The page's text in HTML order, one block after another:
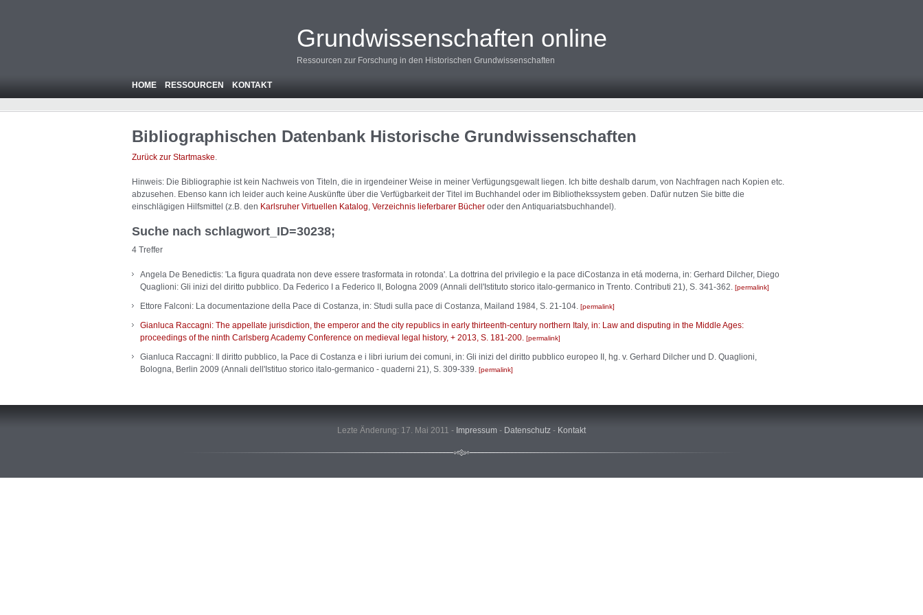
Grundwissenschaften online
Ressourcen zur Forschung in den Historischen Grundwissenschaften
HOME RESSOURCEN KONTAKT
Bibliographischen Datenbank Historische Grundwissenschaften
Zurück zur Startmaske.
Hinweis: Die Bibliographie ist kein Nachweis von Titeln, die in irgendeiner Weise in meiner Verfügungsgewalt liegen. Ich bitte deshalb darum, von Nachfragen nach Kopien etc.
abzusehen. Ebenso kann ich leider auch keine Auskünfte über die Verfügbarkeit der Titel im Buchhandel oder im Bibliothekssystem geben. Dafür nutzen Sie bitte die
einschlägigen Hilfsmittel (z.B. den Karlsruher Virtuellen Katalog Verzeichnis lieferbarer Bücher oder den Antiquariatsbuchhandel).
Suche nach schlagwort_ID=30238;
4 Treffer
Angela De Benedictis: 'La figura quadrata non deve essere trasformata in rotonda'. La dottrina del privilegio e la pace diCostanza in etá moderna, in: Gerhard Dilcher, Diego
Quaglioni: Gli inizi del diritto pubblico. Da Federico I a Federico II, Bologna 2009 (Annali dell'Istituto storico italo-germanico in Trento. Contributi 21), S. 341-362. permalink
Ettore Falconi: La documentazione della Pace di Costanza, in: Studi sulla pace di Costanza, Mailand 1984, S. 21-104. permalink
Gianluca Raccagni: The appellate jurisdiction, the emperor and the city republics in early thirteenth-century northern Italy, in: Law and disputing in the Middle Ages:
proceedings of the ninth Carlsberg Academy Conference on medieval legal history, + 2013, S. 181-200. permalink
Gianluca Raccagni: Il diritto pubblico, la Pace di Costanza e i libri iurium dei comuni, in: Gli inizi del diritto pubblico europeo II, hg. v. Gerhard Dilcher und D. Quaglioni,
Bologna, Berlin 2009 (Annali dell'Istituo storico italo-germanico - quaderni 21), S. 309-339. permalink
Lezte Änderung: 17. Mai 2011 - Impressum - Datenschutz - Kontakt